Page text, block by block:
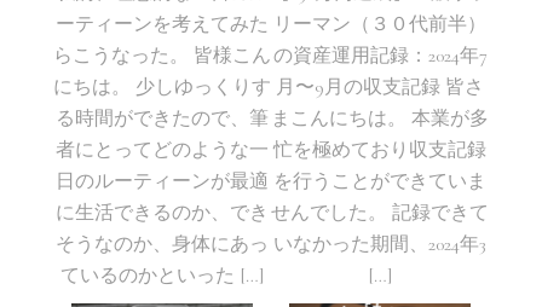
ーティーンを考えてみた
らこうなった。 皆様こん
にちは。 少しゆっくりす
る時間ができたので、筆
者にとってどのような一
日のルーティーンが最適
に生活できるのか、でき
そうなのか、身体にあっ
ているのかといった […]
リーマン（３０代前半）
の資産運用記録：2024年7
月〜9月の収支記録 皆さ
まこんにちは。 本業が多
忙を極めており収支記録
を行うことができていま
せんでした。 記録できて
いなかった期間、2024年3
[…]